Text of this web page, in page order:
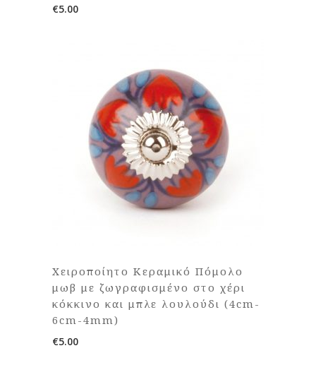
€5.00
Χειροποίητο Κεραμικό Πόμολο
μωβ με ζωγραφισμένο στο χέρι
κόκκινο και μπλε λουλούδι (4cm-
6cm-4mm)
€5.00